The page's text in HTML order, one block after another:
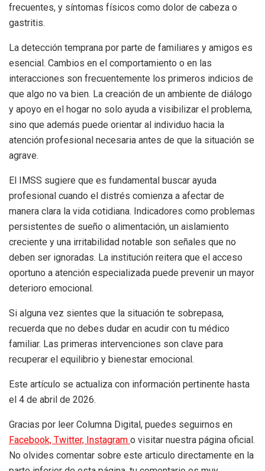
frecuentes, y síntomas físicos como dolor de cabeza o
gastritis.
La detección temprana por parte de familiares y amigos es
esencial. Cambios en el comportamiento o en las
interacciones son frecuentemente los primeros indicios de
que algo no va bien. La creación de un ambiente de diálogo
y apoyo en el hogar no solo ayuda a visibilizar el problema,
sino que además puede orientar al individuo hacia la
atención profesional necesaria antes de que la situación se
agrave.
El IMSS sugiere que es fundamental buscar ayuda
profesional cuando el distrés comienza a afectar de
manera clara la vida cotidiana. Indicadores como problemas
persistentes de sueño o alimentación, un aislamiento
creciente y una irritabilidad notable son señales que no
deben ser ignoradas. La institución reitera que el acceso
oportuno a atención especializada puede prevenir un mayor
deterioro emocional.
Si alguna vez sientes que la situación te sobrepasa,
recuerda que no debes dudar en acudir con tu médico
familiar. Las primeras intervenciones son clave para
recuperar el equilibrio y bienestar emocional.
Este artículo se actualiza con información pertinente hasta
el 4 de abril de 2026.
Gracias por leer Columna Digital, puedes seguirnos en
Facebook, Twitter, Instagram o visitar nuestra página oficial.
No olvides comentar sobre este articulo directamente en la